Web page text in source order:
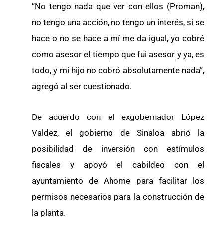
“No tengo nada que ver con ellos (Proman),
no tengo una acción, no tengo un interés, si se
hace o no se hace a mí me da igual, yo cobré
como asesor el tiempo que fui asesor y ya, es
todo, y mi hijo no cobró absolutamente nada”,
agregó al ser cuestionado.
De acuerdo con el exgobernador López
Valdez, el gobierno de Sinaloa abrió la
posibilidad de inversión con estímulos
fiscales y apoyó el cabildeo con el
ayuntamiento de Ahome para facilitar los
permisos necesarios para la construcción de
la planta.